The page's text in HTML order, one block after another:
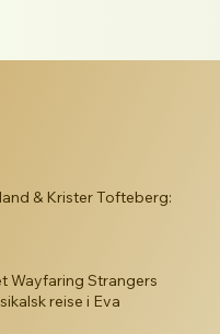
& Krister Tofteberg:
Wayfaring Strangers
reise i Eva